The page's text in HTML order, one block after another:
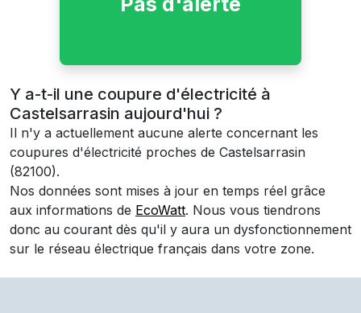
Y a-t-il une coupure d'électricité à
Castelsarrasin aujourd'hui ?
Il n'y a actuellement aucune alerte concernant les
coupures d'électricité proches de Castelsarrasin
(82100).
Nos données sont mises à jour en temps réel grâce
aux informations de EcoWatt. Nous vous tiendrons
donc au courant dès qu'il y aura un dysfonctionnement
sur le réseau électrique français dans votre zone.